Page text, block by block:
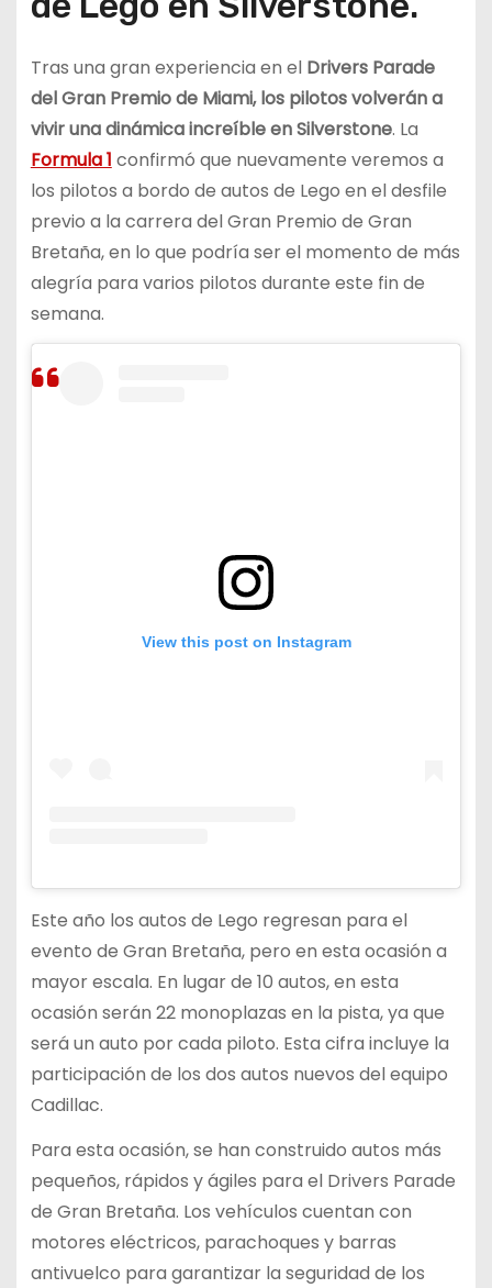
Tras una gran experiencia en el Drivers Parade
del Gran Premio de Miami, los pilotos volverán a
vivir una dinámica increíble en Silverstone. La
Formula 1 confirmó que nuevamente veremos a
los pilotos a bordo de autos de Lego en el desfile
previo a la carrera del Gran Premio de Gran
Bretaña, en lo que podría ser el momento de más
alegría para varios pilotos durante este fin de
semana.
View this post on Instagram
Este año los autos de Lego regresan para el
evento de Gran Bretaña, pero en esta ocasión a
mayor escala. En lugar de 10 autos, en esta
ocasión serán 22 monoplazas en la pista, ya que
será un auto por cada piloto. Esta cifra incluye la
participación de los dos autos nuevos del equipo
Cadillac.
Para esta ocasión, se han construido autos más
pequeños, rápidos y ágiles para el Drivers Parade
de Gran Bretaña. Los vehículos cuentan con
motores eléctricos, parachoques y barras
antivuelco para garantizar la seguridad de los